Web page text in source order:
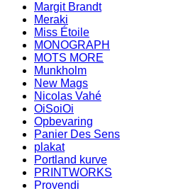
Margit Brandt
Meraki
Miss Étoile
MONOGRAPH
MOTS MORE
Munkholm
New Mags
Nicolas Vahé
OiSoiOi
Opbevaring
Panier Des Sens
plakat
Portland kurve
PRINTWORKS
Provendi